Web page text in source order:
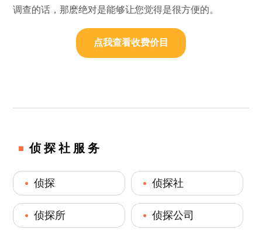
调查的话，那麽绝对是能够让您觉得是很方便的。
点我查看收费价目
侦探社服务
侦探 侦探社
侦探所 侦探公司